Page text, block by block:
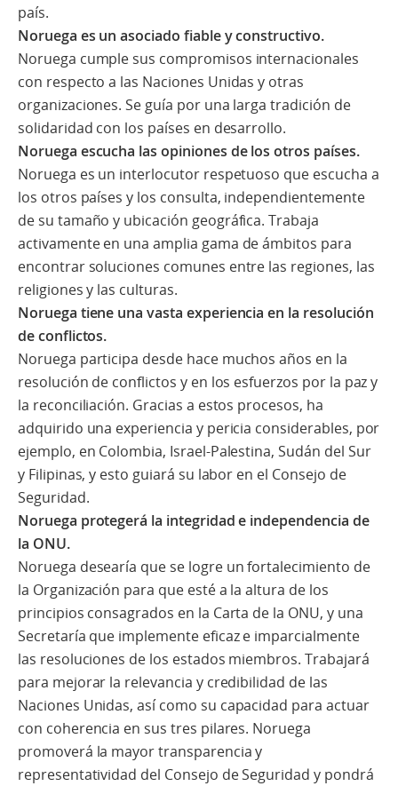
país.
Noruega es un asociado fiable y constructivo.
Noruega cumple sus compromisos internacionales
con respecto a las Naciones Unidas y otras
organizaciones. Se guía por una larga tradición de
solidaridad con los países en desarrollo.
Noruega escucha las opiniones de los otros países.
Noruega es un interlocutor respetuoso que escucha a
los otros países y los consulta, independientemente
de su tamaño y ubicación geográfica. Trabaja
activamente en una amplia gama de ámbitos para
encontrar soluciones comunes entre las regiones, las
religiones y las culturas.
Noruega tiene una vasta experiencia en la resolución
de conflictos.
Noruega participa desde hace muchos años en la
resolución de conflictos y en los esfuerzos por la paz y
la reconciliación. Gracias a estos procesos, ha
adquirido una experiencia y pericia considerables, por
ejemplo, en Colombia, Israel-Palestina, Sudán del Sur
y Filipinas, y esto guiará su labor en el Consejo de
Seguridad.
Noruega protegerá la integridad e independencia de
la ONU.
Noruega desearía que se logre un fortalecimiento de
la Organización para que esté a la altura de los
principios consagrados en la Carta de la ONU, y una
Secretaría que implemente eficaz e imparcialmente
las resoluciones de los estados miembros. Trabajará
para mejorar la relevancia y credibilidad de las
Naciones Unidas, así como su capacidad para actuar
con coherencia en sus tres pilares. Noruega
promoverá la mayor transparencia y
representatividad del Consejo de Seguridad y pondrá